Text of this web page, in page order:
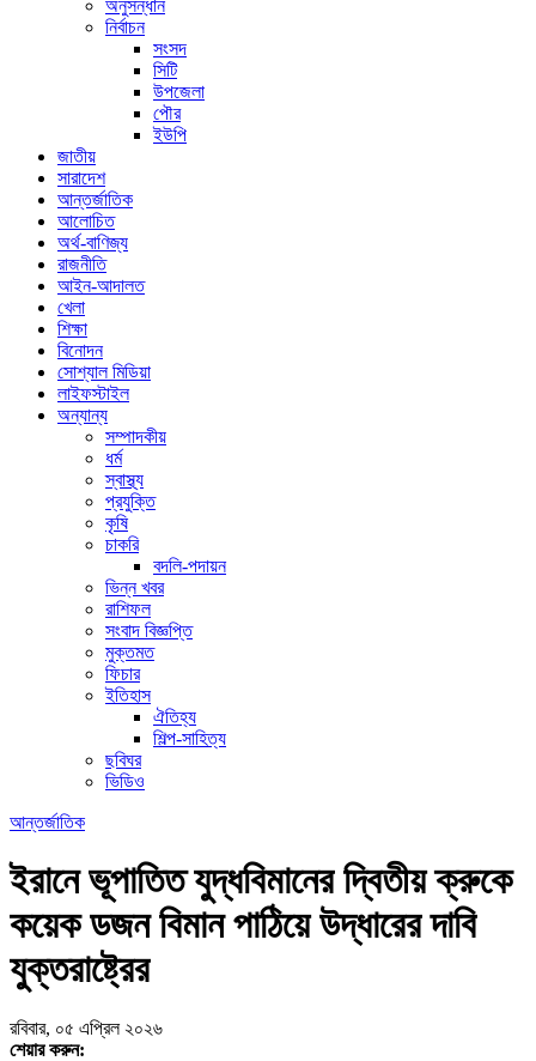
অনুসন্ধান
নির্বাচন
সংসদ
সিটি
উপজেলা
পৌর
ইউপি
জাতীয়
সারাদেশ
আন্তর্জাতিক
আলোচিত
অর্থ-বাণিজ্য
রাজনীতি
আইন-আদালত
খেলা
শিক্ষা
বিনোদন
সোশ্যাল মিডিয়া
লাইফস্টাইল
অন্যান্য
সম্পাদকীয়
ধর্ম
স্বাস্থ্য
প্রযুক্তি
কৃষি
চাকরি
বদলি-পদায়ন
ভিন্ন খবর
রাশিফল
সংবাদ বিজ্ঞপ্তি
মুক্তমত
ফিচার
ইতিহাস
ঐতিহ্য
শিল্প-সাহিত্য
ছবিঘর
ভিডিও
আন্তর্জাতিক
ইরানে ভূপাতিত যুদ্ধবিমানের দ্বিতীয় ক্রুকে
কয়েক ডজন বিমান পাঠিয়ে উদ্ধারের দাবি
যুক্তরাষ্ট্রের
রবিবার, ০৫ এপ্রিল ২০২৬
শেয়ার করুন: